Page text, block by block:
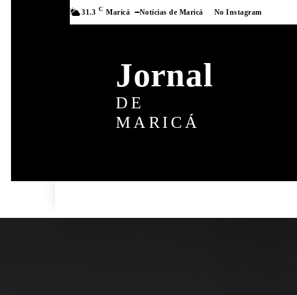
31.3 C Maricá Notícias de Maricá No Instagram
Jornal
DE
MARICÁ